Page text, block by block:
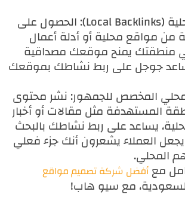
الروابط المحلية (Local Backlinks): الحصول على
من مواقع محلية أو أدلة أعمال
منطقتك يمنح موقعك مصداقية
جوجل على ربط نشاطك بموقعك
المخصص للجمهور: نشر محتوى
المستهدفة مثل مقالات أو أخبار
يساعد على ربط نشاطك بالبحث
العملاء يشعرون أنك جزء فعلي
المحلي.
معأفضل شركة تصميم مواقع
مع سيو هاب!